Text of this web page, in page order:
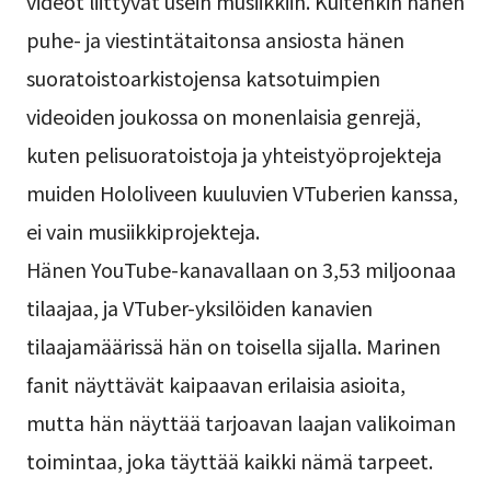
puhe- ja viestintätaitonsa ansiosta hänen
suoratoistoarkistojensa katsotuimpien
videoiden joukossa on monenlaisia genrejä,
kuten pelisuoratoistoja ja yhteistyöprojekteja
muiden Hololiveen kuuluvien VTuberien kanssa,
ei vain musiikkiprojekteja.
Hänen YouTube-kanavallaan on 3,53 miljoonaa
tilaajaa, ja VTuber-yksilöiden kanavien
tilaajamäärissä hän on toisella sijalla. Marinen
fanit näyttävät kaipaavan erilaisia asioita,
mutta hän näyttää tarjoavan laajan valikoiman
toimintaa, joka täyttää kaikki nämä tarpeet.